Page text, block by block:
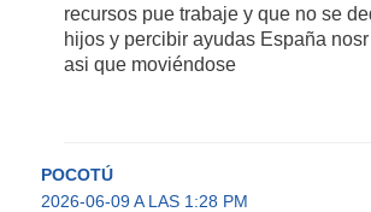
recursos pue trabaje y que no se
hijos y percibir ayudas España
asi que moviéndose
POCOTÚ
2026-06-09 A LAS 1:28 PM